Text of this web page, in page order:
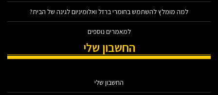
למה מומלץ להשתמש בחומרי ברזל ואלומיניום לגינה של הבית?
למאמרים נוספים
החשבון שלי
החשבון שלי